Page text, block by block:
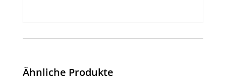
Ähnliche Produkte